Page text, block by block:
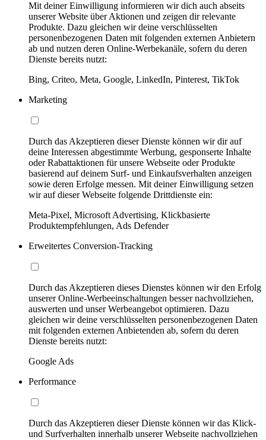
Mit deiner Einwilligung informieren wir dich auch abseits
unserer Website über Aktionen und zeigen dir relevante
Produkte. Dazu gleichen wir deine verschlüsselten
personenbezogenen Daten mit folgenden externen Anbietern
ab und nutzen deren Online-Werbekanäle, sofern du deren
Dienste bereits nutzt:
Bing, Criteo, Meta, Google, LinkedIn, Pinterest, TikTok
Marketing
Durch das Akzeptieren dieser Dienste können wir dir auf
deine Interessen abgestimmte Werbung, gesponserte Inhalte
oder Rabattaktionen für unsere Webseite oder Produkte
basierend auf deinem Surf- und Einkaufsverhalten anzeigen
sowie deren Erfolge messen. Mit deiner Einwilligung setzen
wir auf dieser Webseite folgende Drittdienste ein:
Meta-Pixel, Microsoft Advertising, Klickbasierte
Produktempfehlungen, Ads Defender
Erweitertes Conversion-Tracking
Durch das Akzeptieren dieses Dienstes können wir den Erfolg
unserer Online-Werbeeinschaltungen besser nachvollziehen,
auswerten und unser Werbeangebot optimieren. Dazu
gleichen wir deine verschlüsselten personenbezogenen Daten
mit folgenden externen Anbietenden ab, sofern du deren
Dienste bereits nutzt:
Google Ads
Performance
Durch das Akzeptieren dieser Dienste können wir das Klick-
und Surfverhalten innerhalb unserer Webseite nachvollziehen